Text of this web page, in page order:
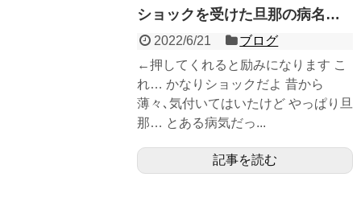
ショックを受けた旦那の病名…
2022/6/21
ブログ
←押してくれると励みになります こ
れ… かなりショックだよ 昔から
薄々､気付いてはいたけど やっぱり旦
那… とある病気だっ...
記事を読む